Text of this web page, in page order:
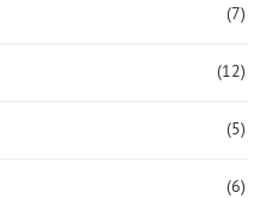
(7)
(12)
(5)
(6)